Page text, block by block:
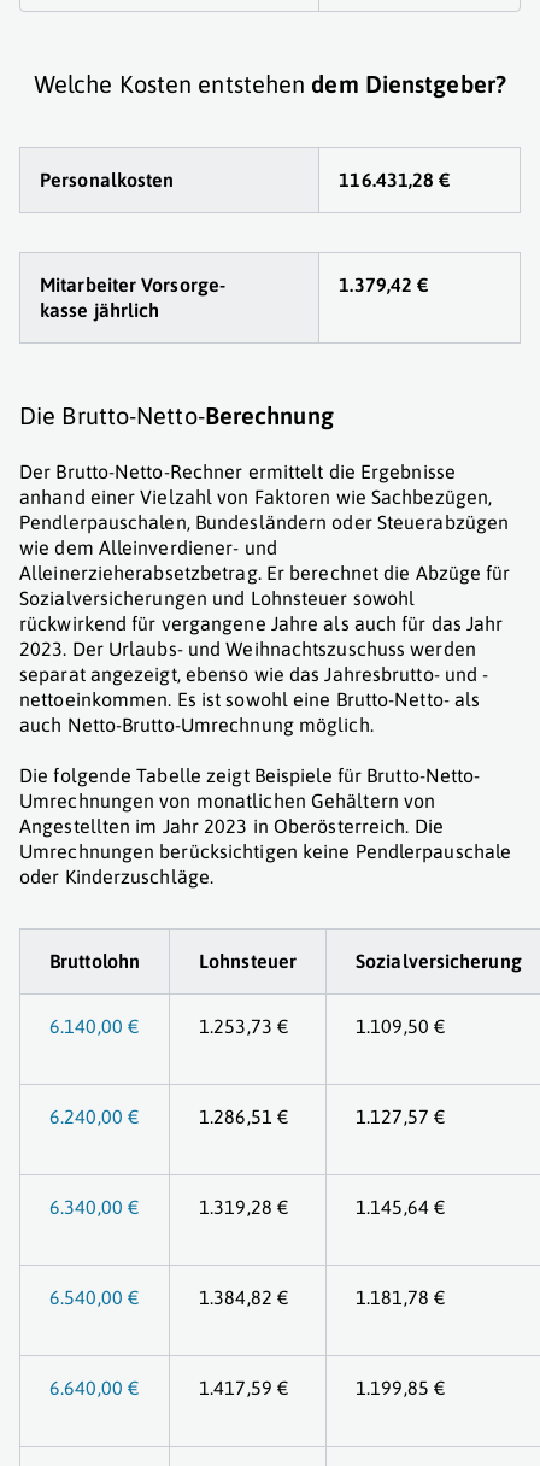
Welche Kosten entstehen dem Dienstgeber?
Personalkosten 116.431,28 €
Mitarbeiter Vorsorge-
kasse jährlich
1.379,42 €
Die Brutto-Netto-Berechnung
Der Brutto-Netto-Rechner ermittelt die Ergebnisse
anhand einer Vielzahl von Faktoren wie Sachbezügen,
Pendlerpauschalen, Bundesländern oder Steuerabzügen
wie dem Alleinverdiener- und
Alleinerzieherabsetzbetrag. Er berechnet die Abzüge für
Sozialversicherungen und Lohnsteuer sowohl
rückwirkend für vergangene Jahre als auch für das Jahr
2023. Der Urlaubs- und Weihnachtszuschuss werden
separat angezeigt, ebenso wie das Jahresbrutto- und -
nettoeinkommen. Es ist sowohl eine Brutto-Netto- als
auch Netto-Brutto-Umrechnung möglich.
Die folgende Tabelle zeigt Beispiele für Brutto-Netto-
Umrechnungen von monatlichen Gehältern von
Angestellten im Jahr 2023 in Oberösterreich. Die
Umrechnungen berücksichtigen keine Pendlerpauschale
oder Kinderzuschläge.
Bruttolohn Lohnsteuer Sozialversicherung
6.140,00 € 1.253,73 € 1.109,50 €
6.240,00 € 1.286,51 € 1.127,57 €
6.340,00 € 1.319,28 € 1.145,64 €
6.540,00 € 1.384,82 € 1.181,78 €
6.640,00 € 1.417,59 € 1.199,85 €